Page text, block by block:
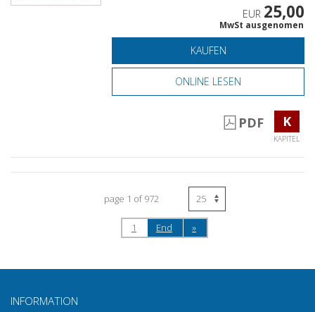
EUR 25,00
MwSt ausgenomen
KAUFEN
ONLINE LESEN
PDF K
KAPITEL
page 1 of 972
1 End »
INFORMATION